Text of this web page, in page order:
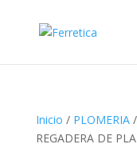
Inicio / PLOMERIA/
REGADERA DE